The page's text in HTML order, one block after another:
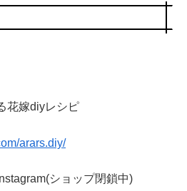
花嫁diyレシピ
arars.diy/
ショップ閉鎖中)